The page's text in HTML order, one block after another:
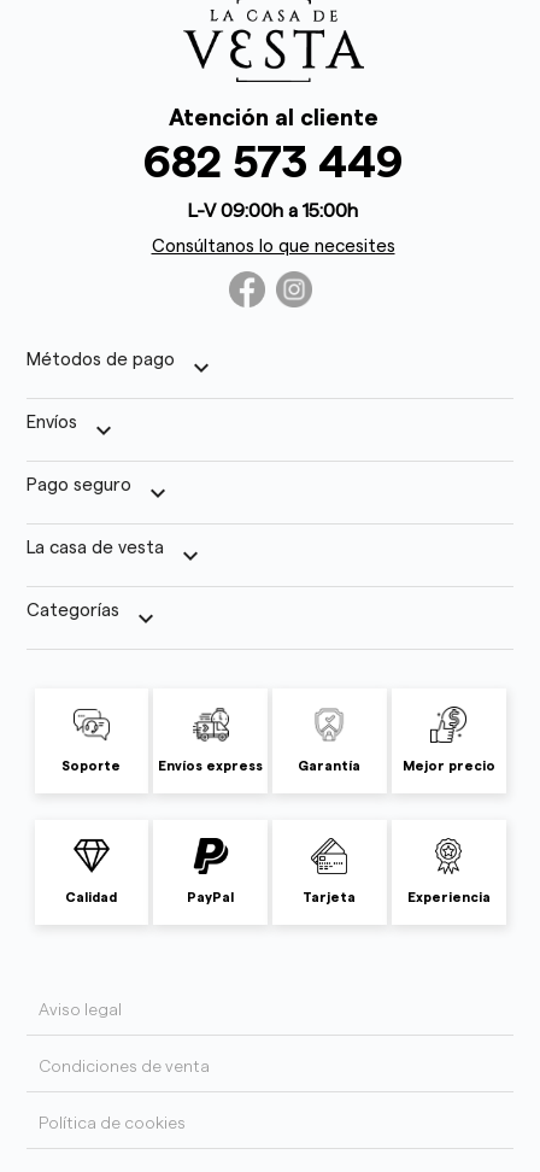
Atención al cliente
682 573 449
L-V 09:00h a 15:00h
Consúltanos lo que necesites
Métodos de pago keyboard_arrow_down
Envíos keyboard_arrow_down
Pago seguro keyboard_arrow_down
La casa de vesta keyboard_arrow_down
Categorías keyboard_arrow_down
Soporte Envíos express Garantía Mejor precio
Calidad PayPal Tarjeta Experiencia
Aviso legal
Condiciones de venta
Política de cookies